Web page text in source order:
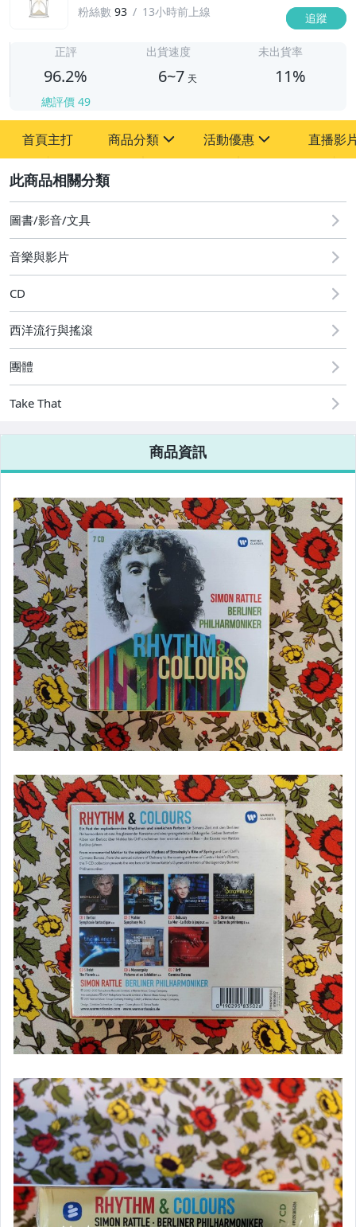
粉絲數 93 13小時前上線 追蹤
正評
96.2%
總評價 49
出貨速度
6~7 天
未出貨率
11%
首頁主打 商品分類
其它
活動優惠
[全店] 粉絲專享
[全店] 週年慶
直播影
圖書/影音/文具
音樂與影片
CD
西洋流行與搖滾
團體
Take That
商品資訊